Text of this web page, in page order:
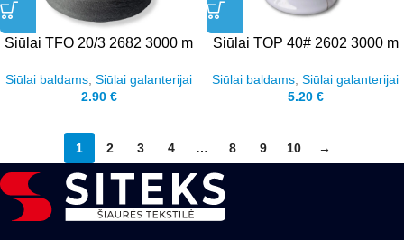
Siūlai TFO 20/3 2682 3000 m
Siūlai baldams Siūlai galanterijai
2.90 €
Siūlai TOP 40# 2602 3000 m
Siūlai baldams Siūlai galanterijai
5.20 €
1 2 3 4 … 8 9 10 →